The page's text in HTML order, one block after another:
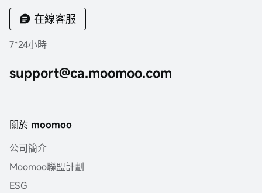
在線客服
7*24小時
support@ca.moomoo.com
關於 moomoo
公司簡介
Moomoo聯盟計劃
ESG